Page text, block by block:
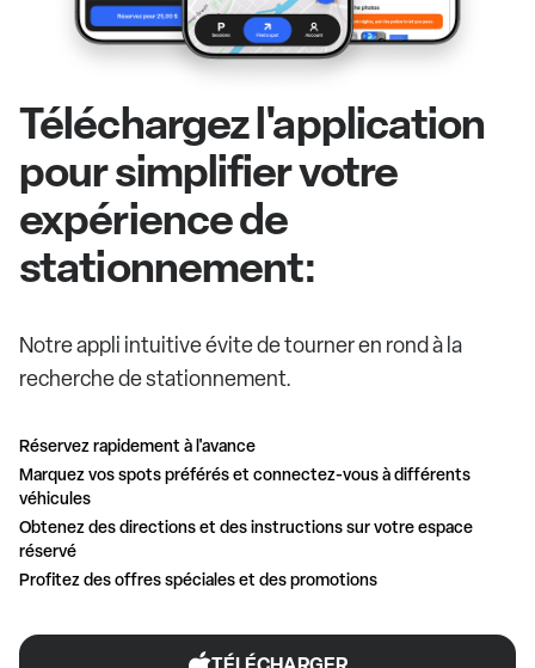
Téléchargez l'application
pour simplifier votre
expérience de
stationnement:
Notre appli intuitive évite de tourner en rond à la
recherche de stationnement.
Réservez rapidement à l'avance
Marquez vos spots préférés et connectez-vous à différents
véhicules
Obtenez des directions et des instructions sur votre espace
réservé
Profitez des offres spéciales et des promotions